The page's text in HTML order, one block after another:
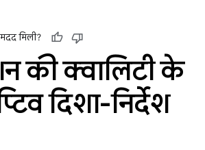
मिली?
की क्वालिटी के
दिशा-निर्देश